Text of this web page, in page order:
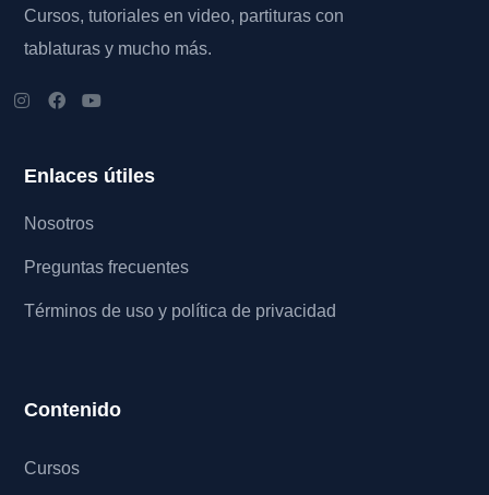
Cursos, tutoriales en video, partituras con
tablaturas y mucho más.
Enlaces útiles
Nosotros
Preguntas frecuentes
Términos de uso y política de privacidad
Contenido
Cursos